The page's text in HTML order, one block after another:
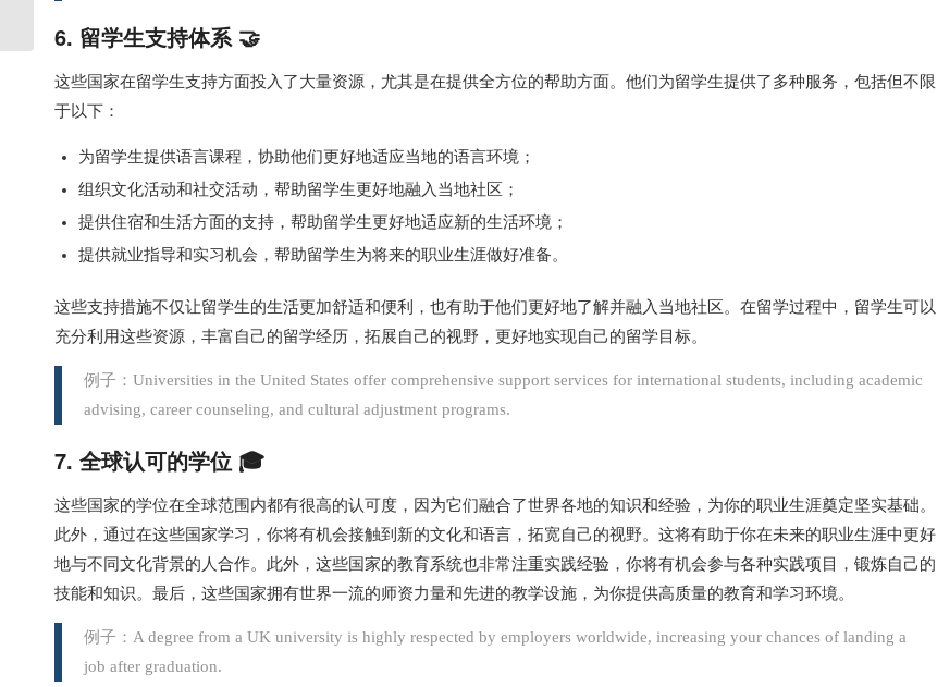
6. 留学生支持体系 🤝
这些国家在留学生支持方面投入了大量资源，尤其是在提供全方位的帮助方面。他们为留学生提供了多种服务，包括但不限
于以下：
为留学生提供语言课程，协助他们更好地适应当地的语言环境；
组织文化活动和社交活动，帮助留学生更好地融入当地社区；
提供住宿和生活方面的支持，帮助留学生更好地适应新的生活环境；
提供就业指导和实习机会，帮助留学生为将来的职业生涯做好准备。
这些支持措施不仅让留学生的生活更加舒适和便利，也有助于他们更好地了解并融入当地社区。在留学过程中，留学生可以
充分利用这些资源，丰富自己的留学经历，拓展自己的视野，更好地实现自己的留学目标。
例子：Universities in the United States offer comprehensive support services for international students, including academic
advising, career counseling, and cultural adjustment programs.
7. 全球认可的学位 🎓
这些国家的学位在全球范围内都有很高的认可度，因为它们融合了世界各地的知识和经验，为你的职业生涯奠定坚实基础。
此外，通过在这些国家学习，你将有机会接触到新的文化和语言，拓宽自己的视野。这将有助于你在未来的职业生涯中更好
地与不同文化背景的人合作。此外，这些国家的教育系统也非常注重实践经验，你将有机会参与各种实践项目，锻炼自己的
技能和知识。最后，这些国家拥有世界一流的师资力量和先进的教学设施，为你提供高质量的教育和学习环境。
例子：A degree from a UK university is highly respected by employers worldwide, increasing your chances of landing a
job after graduation.